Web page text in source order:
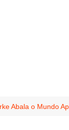
Abala o Mundo